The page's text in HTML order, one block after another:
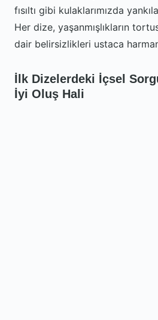
fısıltı gibi kulaklarımızda
Her dize, yaşanmışlıkların
dair belirsizlikleri ustaca
İlk Dizelerdeki İçsel
İyi Oluş Hali